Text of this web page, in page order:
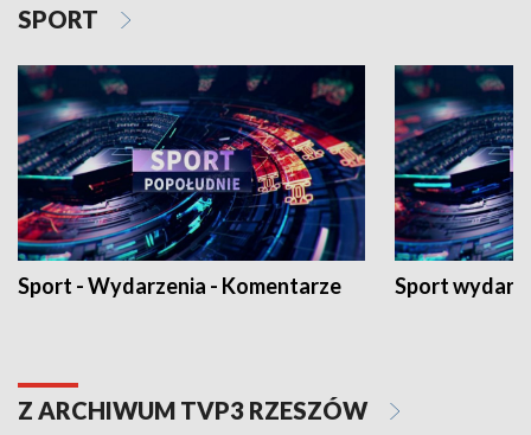
SPORT
Sport - Wydarzenia - Komentarze Sport
Z ARCHIWUM TVP3 RZESZÓW